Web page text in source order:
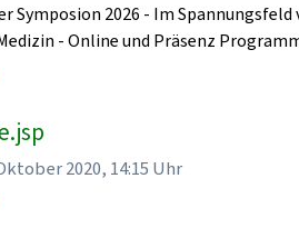
Symposion 2026 - Im
- Online und Präsenz
2020, 14:15 Uhr